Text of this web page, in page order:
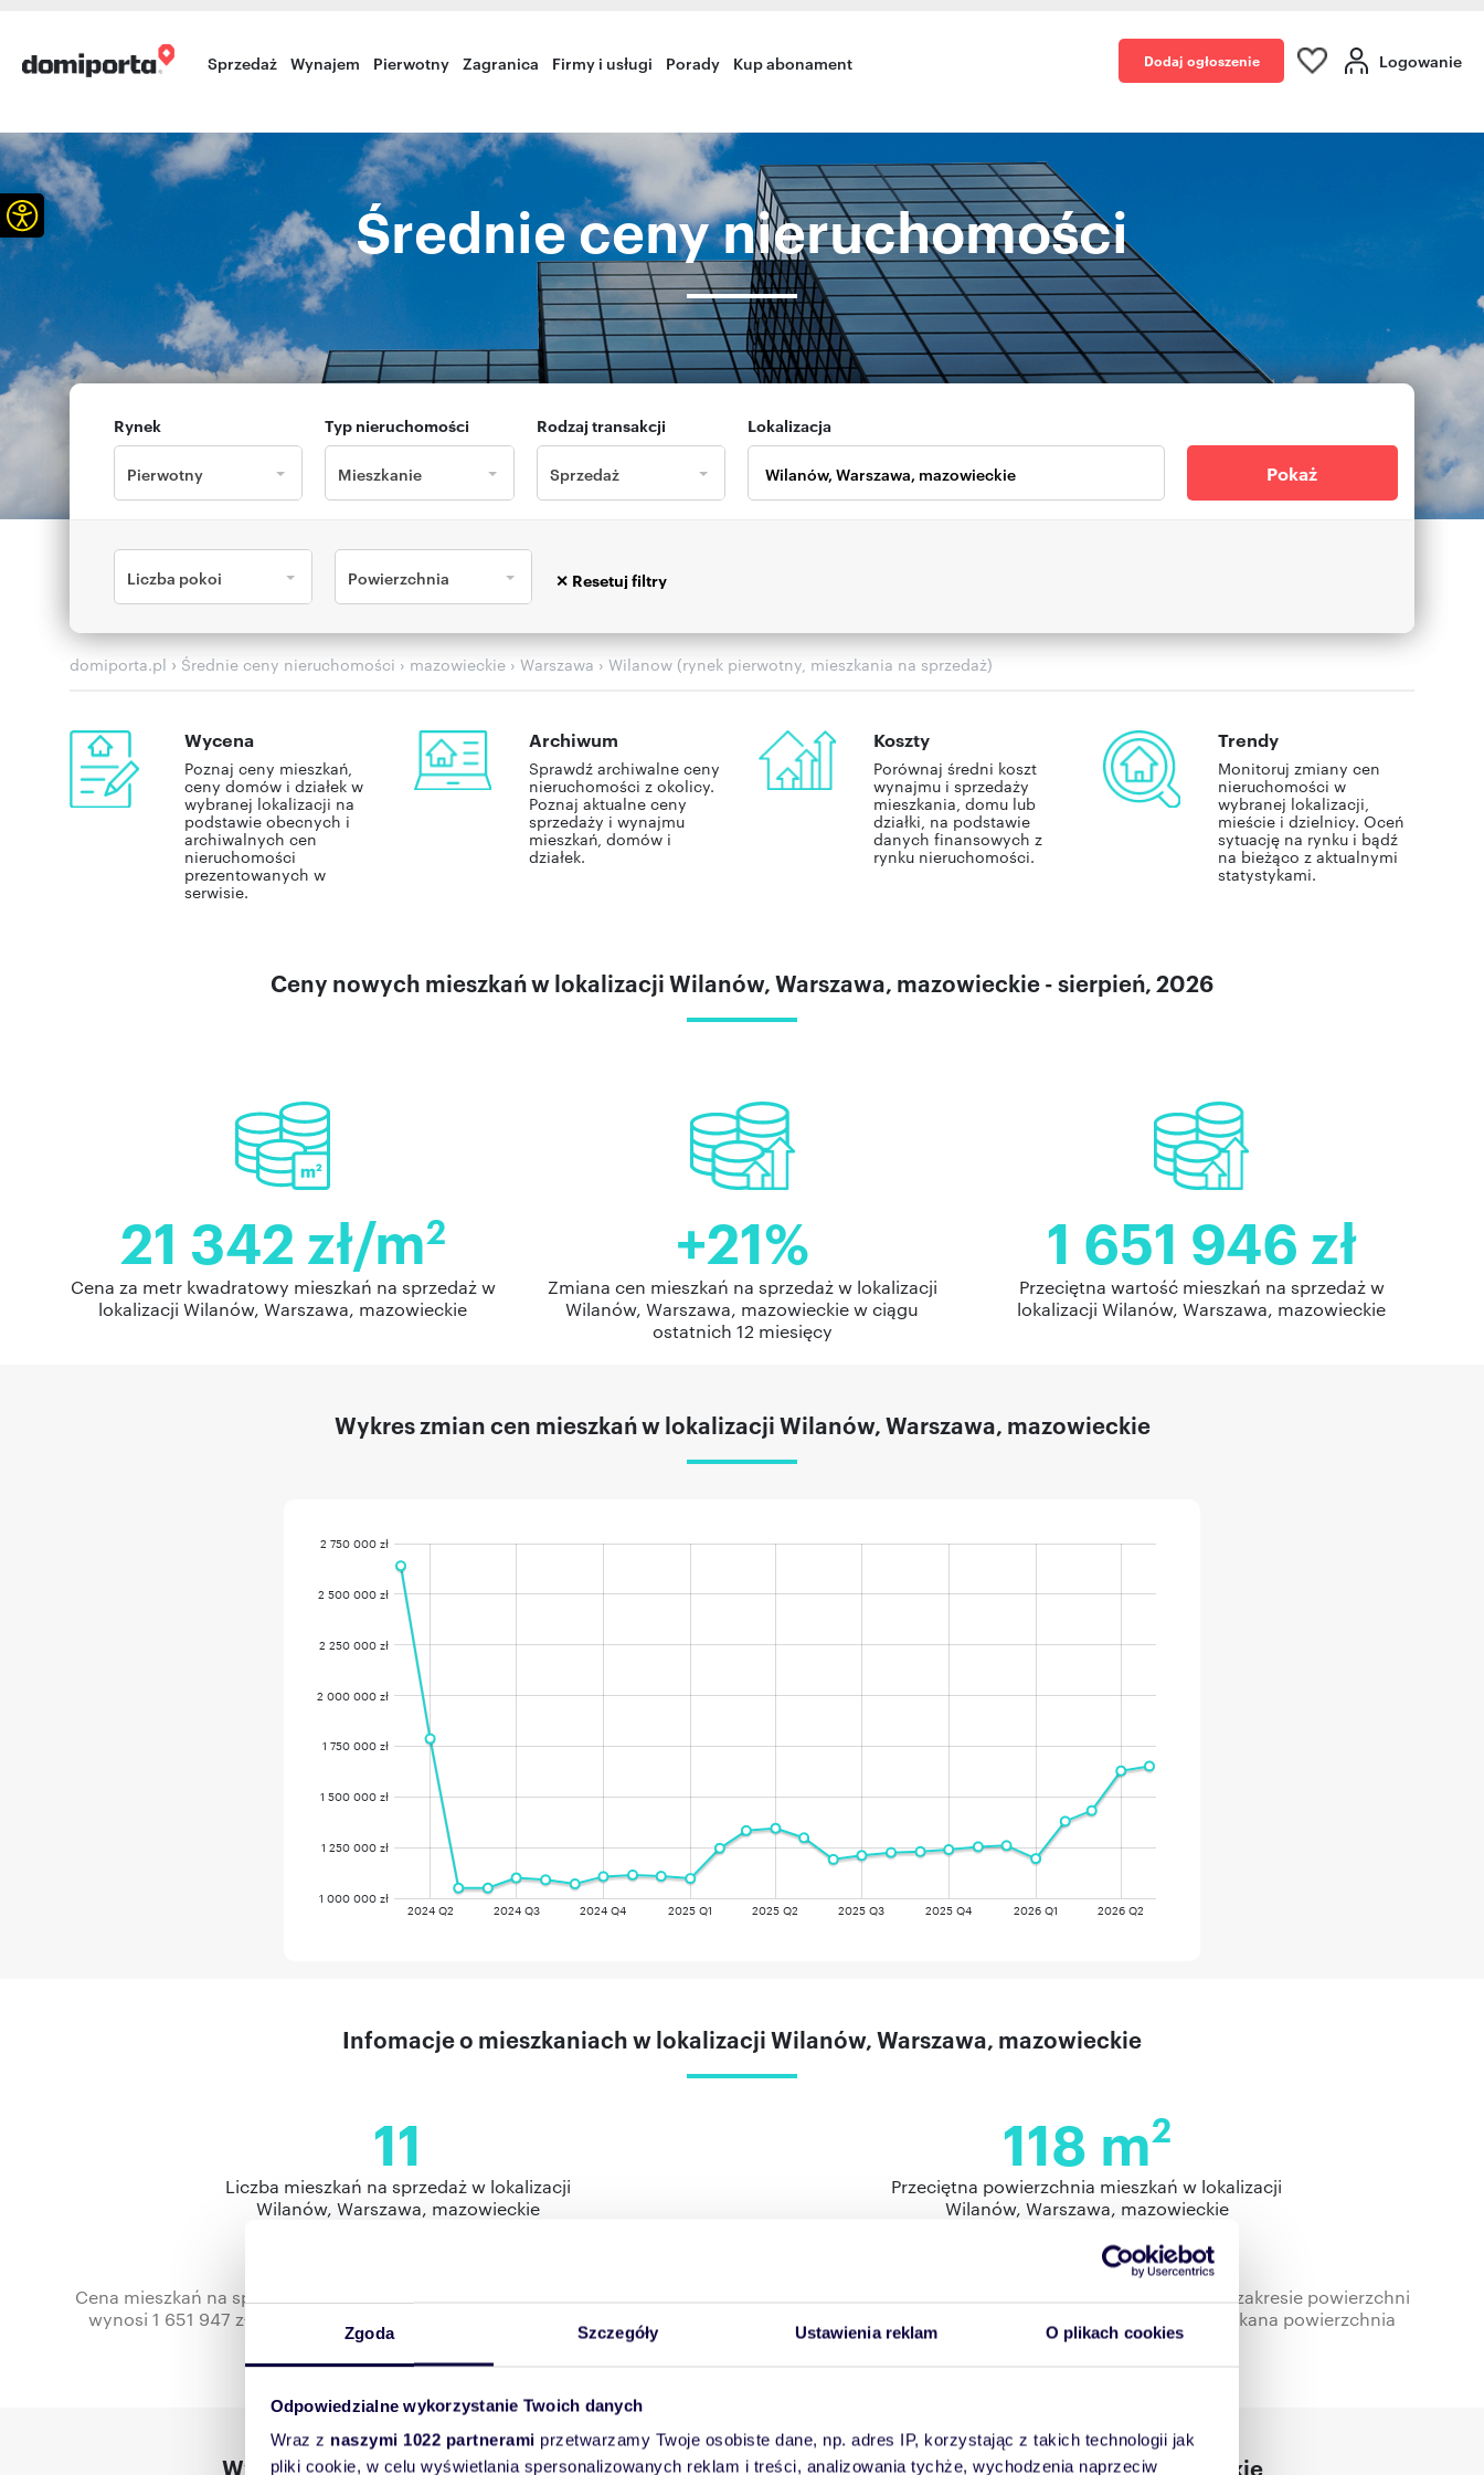
Zgoda Szczegóły Ustawienia reklam O plikach cookies
Odpowiedzialne wykorzystanie Twoich danych
Wraz z naszymi 1022 partnerami przetwarzamy Twoje osobiste dane, np. adres IP, korzystając z takich technologii jak
pliki cookie, w celu wyświetlania spersonalizowanych reklam i treści, analizowania tychże, wychodzenia naprzeciw
Sprzedaż Wynajem Pierwotny Zagranica Firmy i usługi Porady Kup abonament Dodaj ogłoszenie Logowanie
Średnie ceny nieruchomości
Rynek
Pierwotny
Typ nieruchomości
Mieszkanie
Rodzaj transakcji
Sprzedaż
Lokalizacja
Pokaż
Liczba pokoi Powierzchnia
domiporta.pl › Średnie ceny nieruchomości › mazowieckie › Warszawa › Wilanow (rynek pierwotny, mieszkania na sprzedaż)
Wycena
Poznaj ceny mieszkań,
ceny domów i działek w
wybranej lokalizacji na
podstawie obecnych i
archiwalnych cen
nieruchomości
prezentowanych w
serwisie.
Archiwum
Sprawdź archiwalne ceny
nieruchomości z okolicy.
Poznaj aktualne ceny
sprzedaży i wynajmu
mieszkań, domów i
działek.
Koszty
Porównaj średni koszt
wynajmu i sprzedaży
mieszkania, domu lub
działki, na podstawie
danych finansowych z
rynku nieruchomości.
Trendy
Monitoruj zmiany cen
nieruchomości w
wybranej lokalizacji,
mieście i dzielnicy. Oceń
sytuację na rynku i bądź
na bieżąco z aktualnymi
statystykami.
Ceny nowych mieszkań w lokalizacji Wilanów, Warszawa, mazowieckie - sierpień, 2026
21 342 zł/m2
Cena za metr kwadratowy mieszkań na sprzedaż w
lokalizacji Wilanów, Warszawa, mazowieckie
+21%
Zmiana cen mieszkań na sprzedaż w lokalizacji
Wilanów, Warszawa, mazowieckie w ciągu
ostatnich 12 miesięcy
1 651 946 zł
Przeciętna wartość mieszkań na sprzedaż w
lokalizacji Wilanów, Warszawa, mazowieckie
Wykres zmian cen mieszkań w lokalizacji Wilanów, Warszawa, mazowieckie
2024 Q2 2024 Q3 2024 Q4 2025 Q1 2025 Q2 2025 Q3 2025 Q4 2026 Q1 2026 Q2
1 000 000 zł
1 250 000 zł
1 500 000 zł
1 750 000 zł
2 000 000 zł
2 250 000 zł
2 500 000 zł
2 750 000 zł
Infomacje o mieszkaniach w lokalizacji Wilanów, Warszawa, mazowieckie
11
Liczba mieszkań na sprzedaż w lokalizacji
Wilanów, Warszawa, mazowieckie
118 m2
Przeciętna powierzchnia mieszkań w lokalizacji
Wilanów, Warszawa, mazowieckie
Cena mieszkań na sprzedaż w dzielnicy Wilanów w mieście Warszawa na podstawie 11 ofert znajdujących się w bazie Domiporta w pełnym zakresie powierzchni
wynosi 1 651 947 zł. Daje to średnią cenę za metr kwadratowy rzędu 21 342 zł. W dzielnicy Wilanów w mieście Warszawa najczęściej spotykana powierzchnia
mieszkań na sprzedaż wynosi 0 metrów kwadratowych, a najczęstsza liczba pokoi to 3.
Wykres zmian cen za metr kwadratowy mieszkań w lokalizacji Wilanów, Warszawa, mazowieckie
Otwórz pasek narzędzi